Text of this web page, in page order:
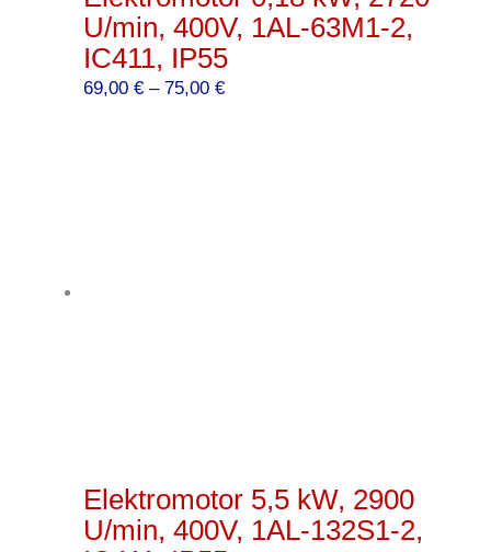
U/min, 400V, 1AL-63M1-2,
IC411, IP55
69,00 € – 75,00 €Preisspanne:
Elektromotor 5,5 kW, 2900
U/min, 400V, 1AL-132S1-2,